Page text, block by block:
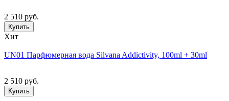
2 510 руб.
Купить
Хит
UN01 Парфюмерная вода Silvana Addictivity, 100ml + 30ml
2 510 руб.
Купить